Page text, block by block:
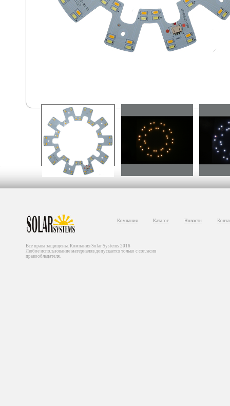
Компания Каталог Новости
Все права защищены. Компания Solar Systems 2016
Любое использование материалов допускается только с согласия
правообладателя.